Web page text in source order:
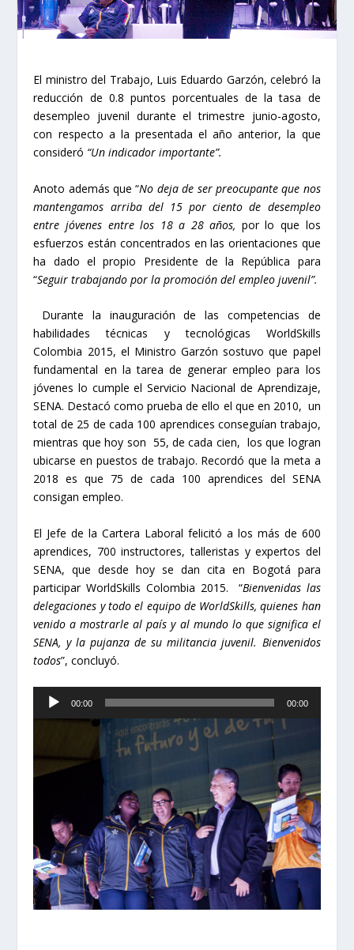
El ministro del Trabajo, Luis Eduardo Garzón, celebró la
reducción de 0.8 puntos porcentuales de la tasa de
desempleo juvenil durante el trimestre junio-agosto,
con respecto a la presentada el año anterior, la que
consideró “Un indicador importante”.
Anoto además que “No deja de ser preocupante que nos
mantengamos arriba del 15 por ciento de desempleo
entre jóvenes entre los 18 a 28 años, por lo que los
esfuerzos están concentrados en las orientaciones que
ha dado el propio Presidente de la República para
“Seguir trabajando por la promoción del empleo juvenil”.
Durante la inauguración de las competencias de
habilidades técnicas y tecnológicas WorldSkills
Colombia 2015, el Ministro Garzón sostuvo que papel
fundamental en la tarea de generar empleo para los
jóvenes lo cumple el Servicio Nacional de Aprendizaje,
SENA. Destacó como prueba de ello el que en 2010, un
total de 25 de cada 100 aprendices conseguían trabajo,
mientras que hoy son 55, de cada cien, los que logran
ubicarse en puestos de trabajo. Recordó que la meta a
2018 es que 75 de cada 100 aprendices del SENA
consigan empleo.
El Jefe de la Cartera Laboral felicitó a los más de 600
aprendices, 700 instructores, talleristas y expertos del
SENA, que desde hoy se dan cita en Bogotá para
participar WorldSkills Colombia 2015. “Bienvenidas las
delegaciones y todo el equipo de WorldSkills, quienes han
venido a mostrarle al país y al mundo lo que significa el
SENA, y la pujanza de su militancia juvenil. Bienvenidos
todos”, concluyó.
Reproductor
00:00 00:00